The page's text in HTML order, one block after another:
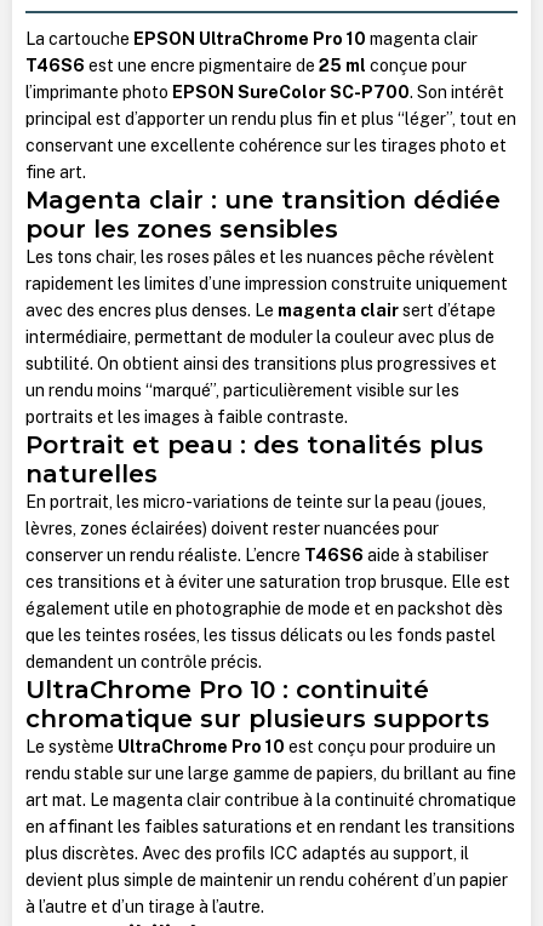
La cartouche EPSON UltraChrome Pro 10 magenta clair
T46S6 est une encre pigmentaire de 25 ml conçue pour
l’imprimante photo EPSON SureColor SC-P700. Son intérêt
principal est d’apporter un rendu plus fin et plus “léger”, tout en
conservant une excellente cohérence sur les tirages photo et
fine art.
Magenta clair : une transition dédiée
pour les zones sensibles
Les tons chair, les roses pâles et les nuances pêche révèlent
rapidement les limites d’une impression construite uniquement
avec des encres plus denses. Le magenta clairsert d’étape
intermédiaire, permettant de moduler la couleur avec plus de
subtilité. On obtient ainsi des transitions plus progressives et
un rendu moins “marqué”, particulièrement visible sur les
portraits et les images à faible contraste.
Portrait et peau : des tonalités plus
naturelles
En portrait, les micro-variations de teinte sur la peau (joues,
lèvres, zones éclairées) doivent rester nuancées pour
conserver un rendu réaliste. L’encre T46S6 aide à stabiliser
ces transitions et à éviter une saturation trop brusque. Elle est
également utile en photographie de mode et en packshot dès
que les teintes rosées, les tissus délicats ou les fonds pastel
demandent un contrôle précis.
UltraChrome Pro 10 : continuité
chromatique sur plusieurs supports
Le système UltraChrome Pro 10 est conçu pour produire un
rendu stable sur une large gamme de papiers, du brillant au fine
art mat. Le magenta clair contribue à la continuité chromatique
en affinant les faibles saturations et en rendant les transitions
plus discrètes. Avec des profils ICC adaptés au support, il
devient plus simple de maintenir un rendu cohérent d’un papier
à l’autre et d’un tirage à l’autre.